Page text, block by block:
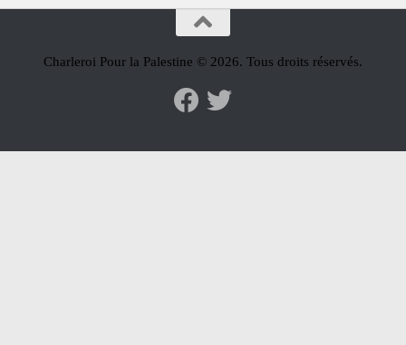
Charleroi Pour la Palestine © 2026. Tous droits réservés.